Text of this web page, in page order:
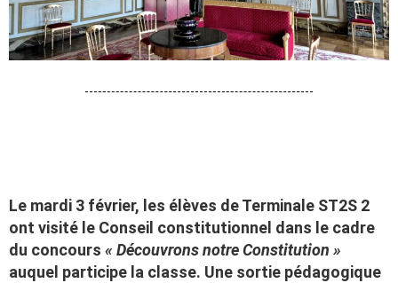
Le mardi 3 février, les élèves de Terminale ST2S 2
ont visité le Conseil constitutionnel dans le cadre
du concours « Découvrons notre Constitution »
auquel participe la classe. Une sortie pédagogique